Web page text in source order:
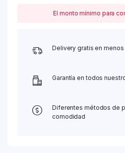
El monto mínimo para
Delivery gratis en
Garantía en todos
Diferentes métodos de
comodidad